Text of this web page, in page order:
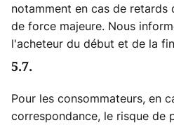
notamment en cas de retards
de force majeure. Nous
l'acheteur du début et de la
5.7.
Pour les consommateurs, en
correspondance, le risque de